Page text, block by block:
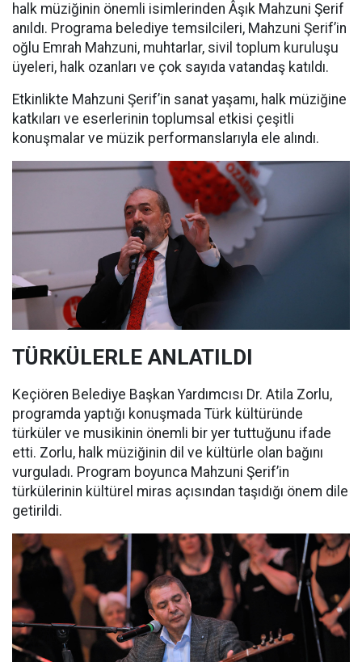
halk müziğinin önemli isimlerinden Âşık Mahzuni Şerif
anıldı. Programa belediye temsilcileri, Mahzuni Şerif’in
oğlu Emrah Mahzuni, muhtarlar, sivil toplum kuruluşu
üyeleri, halk ozanları ve çok sayıda vatandaş katıldı.
Etkinlikte Mahzuni Şerif’in sanat yaşamı, halk müziğine
katkıları ve eserlerinin toplumsal etkisi çeşitli
konuşmalar ve müzik performanslarıyla ele alındı.
TÜRKÜLERLE ANLATILDI
Keçiören Belediye Başkan Yardımcısı Dr. Atila Zorlu,
programda yaptığı konuşmada Türk kültüründe
türküler ve musikinin önemli bir yer tuttuğunu ifade
etti. Zorlu, halk müziğinin dil ve kültürle olan bağını
vurguladı. Program boyunca Mahzuni Şerif’in
türkülerinin kültürel miras açısından taşıdığı önem dile
getirildi.